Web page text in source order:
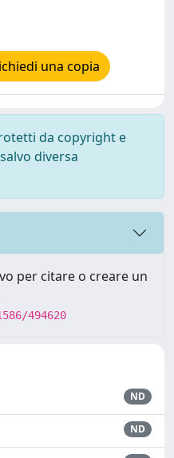
una copia
da copyright e
diversa
per citare o creare un
494620
ND
ND